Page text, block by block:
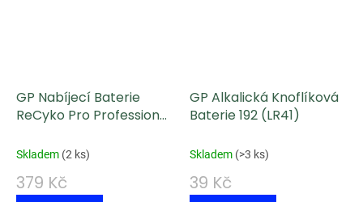
GP Nabíjecí Baterie
ReCyko Pro Professional
Skladem (2 ks)
379 Kč
GP Alkalická Knoflíková
Baterie 192 (LR41)
Skladem (>3 ks)
39 Kč